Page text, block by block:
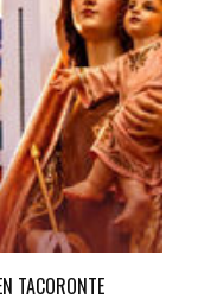
TACORONTE